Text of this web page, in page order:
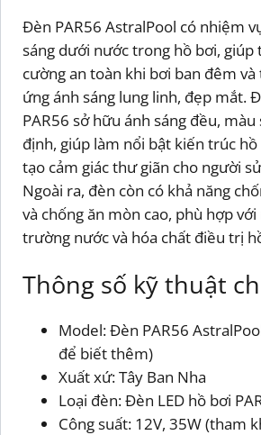
Đèn PAR56 AstralPool có nhiệm
sáng dưới nước trong hồ bơi, giúp
cường an toàn khi bơi ban đêm và
ứng ánh sáng lung linh, đẹp mắt.
PAR56 sở hữu ánh sáng đều, màu
định, giúp làm nổi bật kiến trúc hồ
tạo cảm giác thư giãn cho người
Ngoài ra, đèn còn có khả năng
và chống ăn mòn cao, phù hợp
trường nước và hóa chất điều trị
Thông số kỹ thuật
Model: Đèn PAR56
để biết thêm)
Xuất xứ: Tây Ban Nha
Loại đèn: Đèn LED hồ bơi
Công suất: 12V, 35W (tham